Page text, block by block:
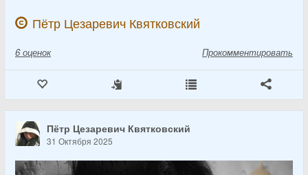
Пётр Цезаревич Квятковский
6 оценок Прокомментировать
Пётр Цезаревич Квятковский
31 Октября 2025